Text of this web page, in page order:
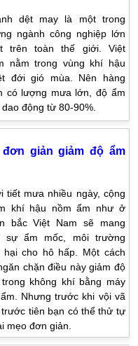
dệt may là một trong
ngành công nghiệp lớn
trên toàn thế giới. Việt
nằm trong vùng khí hậu
đới gió mùa. Nên hàng
có lượng mưa lớn, độ ẩm
động từ 80-90%.
giản giảm độ ẩm
tiết mưa nhiều ngày, cộng
khí hậu nồm ẩm như ở
bắc Việt Nam sẽ mang
sự ẩm mốc, môi trường
hại cho hô hấp. Một cách
chặn điều này giảm độ
không khí bằng máy
Nhưng trước khi vội vã
tiên bạn có thể thử tự
mẹo đơn giản.